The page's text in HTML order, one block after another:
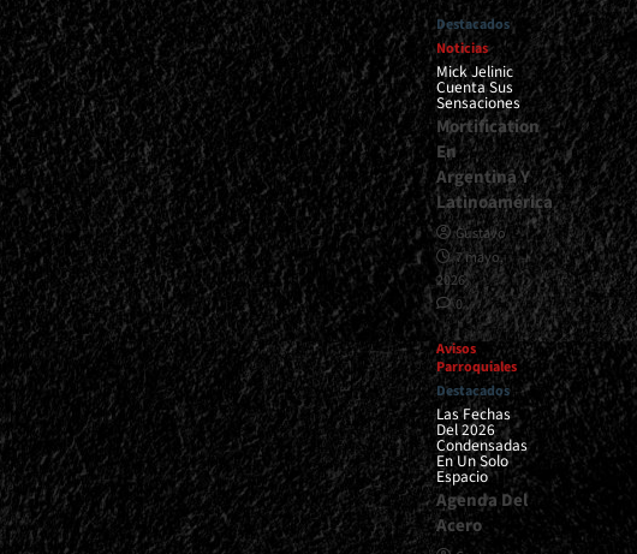
Destacados
Noticias
Mick Jelinic
Cuenta Sus
Sensaciones
Mortification
En
Argentina Y
Latinoamérica
Gustavo
7 mayo,
2026
0
Avisos
Parroquiales
Destacados
Las Fechas
Del 2026
Condensadas
En Un Solo
Espacio
Agenda Del
Acero